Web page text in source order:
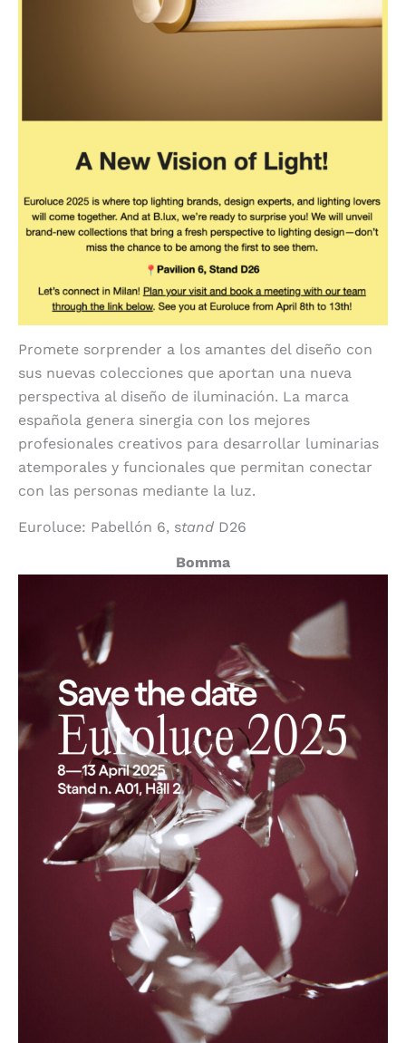
Promete sorprender a los amantes del diseño con
sus nuevas colecciones que aportan una nueva
perspectiva al diseño de iluminación. La marca
española genera sinergia con los mejores
profesionales creativos para desarrollar luminarias
atemporales y funcionales que permitan conectar
con las personas mediante la luz.
Euroluce: Pabellón 6, stand D26
Bomma